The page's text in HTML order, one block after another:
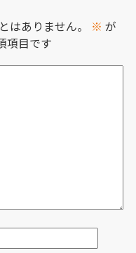
はありません。 ※ が
項目です